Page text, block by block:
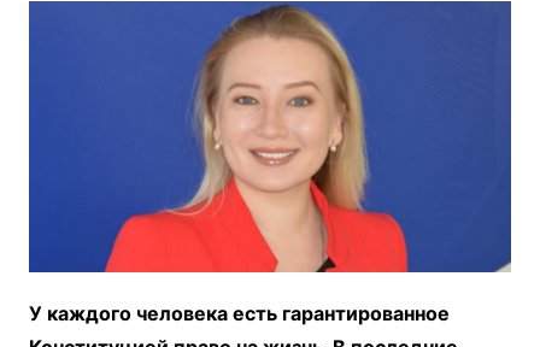
У каждого человека есть гарантированное